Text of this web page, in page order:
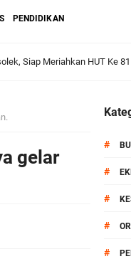
PENDIDIKAN
Siap Meriahkan HUT Ke 81
Lingkungan dan
gelar
#
#
#
#
#